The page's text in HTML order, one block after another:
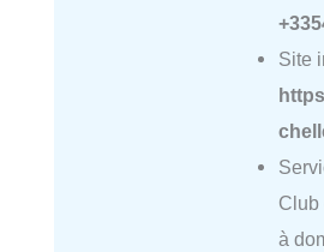
Site
Club
à